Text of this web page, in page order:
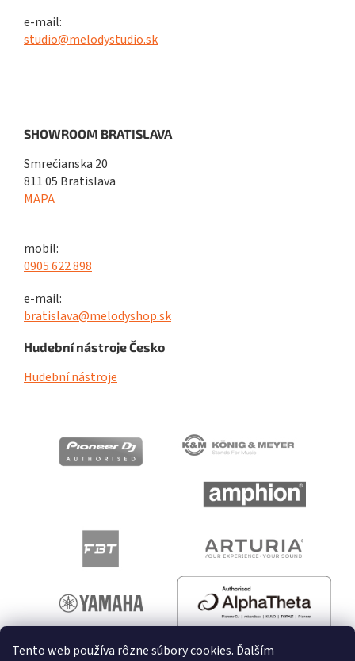
Tento web používa rôzne súbory cookies. Ďalším
e-mail:
studio@melodystudio.sk
SHOWROOM BRATISLAVA
Smrečianska 20
811 05 Bratislava
MAPA
mobil:
0905 622 898
e-mail:
bratislava@melodyshop.sk
Hudební nástroje Česko
Hudební nástroje